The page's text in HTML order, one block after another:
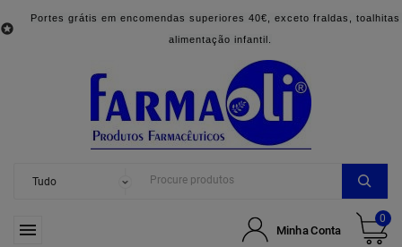

Portes grátis em encomendas superiores 40€, exceto fraldas, toalhitas
alimentação infantil.
 Minha Conta
0